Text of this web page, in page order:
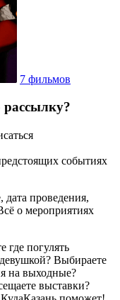
7 фильмов
событиях
проведения,
о мероприятиях
где погулять
Выбираете
на выходные?
выставки?